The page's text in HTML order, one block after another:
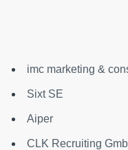
imc marketing &
Sixt SE
Aiper
CLK Recruiting